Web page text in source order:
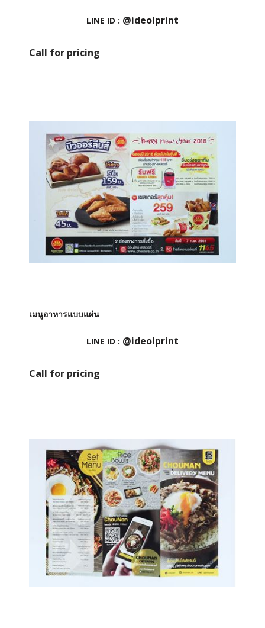
LINE ID : @ideolprint
Call for pricing
เมนูอาหารแบบแผ่น
LINE ID : @ideolprint
Call for pricing